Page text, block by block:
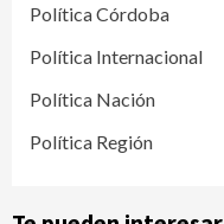
Política Córdoba
Política Internacional
Política Nación
Política Región